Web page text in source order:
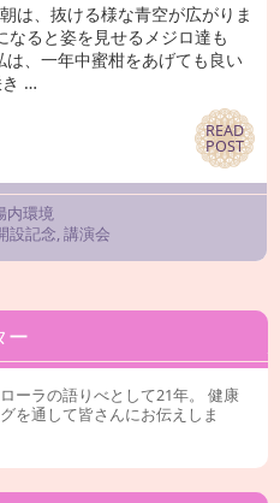
は、抜ける様な青空が広がりま
なると姿を見せるメジロ達も
、一年中蜜柑をあげても良い
き …
READ
POST
READ
POST
内環境
設記念,講演会
ー
ーラの語りべとして21年。 健康
を通して皆さんにお伝えしま